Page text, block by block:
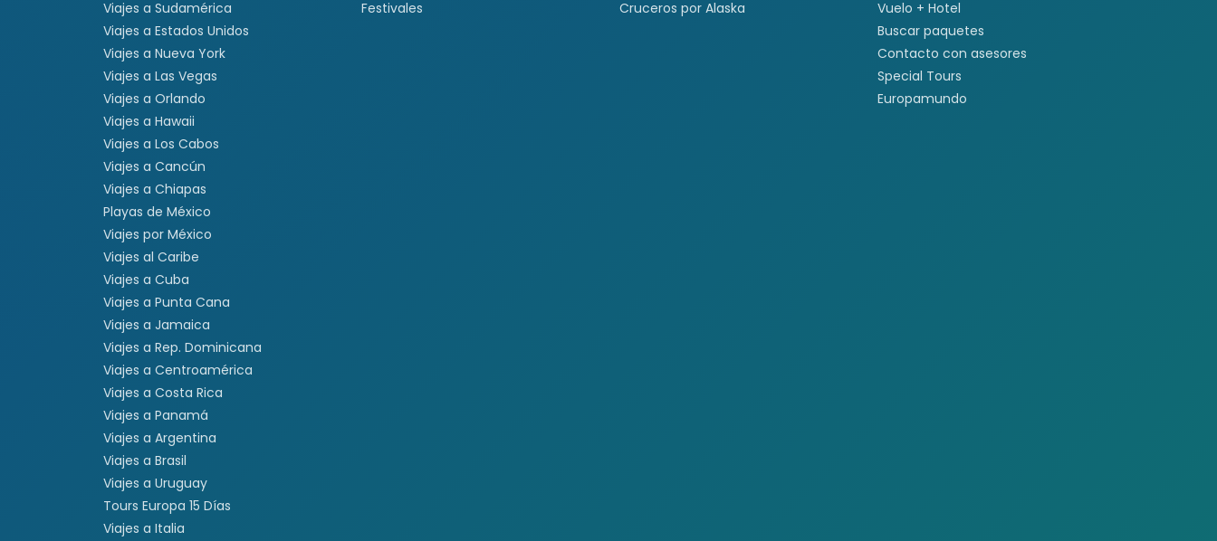
Viajes a Sudamérica
Viajes a Estados Unidos
Viajes a Nueva York
Viajes a Las Vegas
Viajes a Orlando
Viajes a Hawaii
Viajes a Los Cabos
Viajes a Cancún
Viajes a Chiapas
Playas de México
Viajes por México
Viajes al Caribe
Viajes a Cuba
Viajes a Punta Cana
Viajes a Jamaica
Viajes a Rep. Dominicana
Viajes a Centroamérica
Viajes a Costa Rica
Viajes a Panamá
Viajes a Argentina
Viajes a Brasil
Viajes a Uruguay
Tours Europa 15 Días
Viajes a Italia
Festivales
Cruceros por Alaska
Vuelo + Hotel
Buscar paquetes
Contacto con asesores
Special Tours
Europamundo